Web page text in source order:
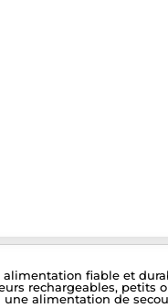
fiable et
rechargeables, petits
alimentation de